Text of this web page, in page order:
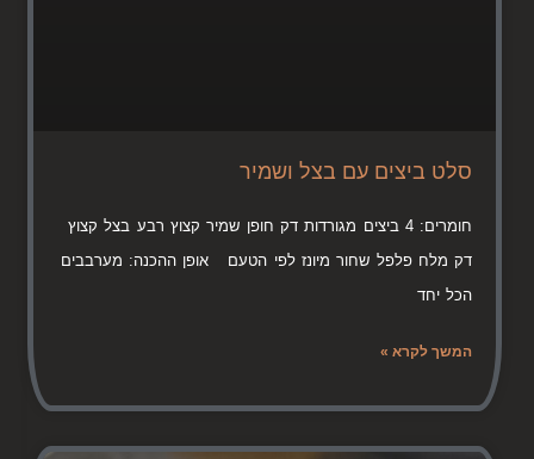
סלט ביצים עם בצל ושמיר
חומרים: 4 ביצים מגורדות דק חופן שמיר קצוץ רבע בצל קצוץ
דק מלח פלפל שחור מיונז לפי הטעם אופן ההכנה: מערבבים
הכל יחד
המשך לקרא »